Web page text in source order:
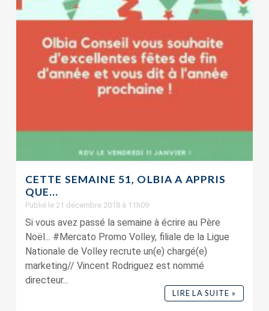
CETTE SEMAINE 51, OLBIA A APPRIS
QUE…
Publié le 21 décembre 2018 à 11h09
Si vous avez passé la semaine à écrire au Père
Noël... #Mercato Promo Volley, filiale de la Ligue
Nationale de Volley recrute un(e) chargé(e)
marketing// Vincent Rodriguez est nommé
directeur...
LIRE LA SUITE »